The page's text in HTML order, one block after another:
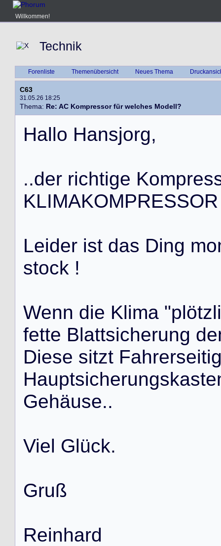
Willkommen!
Technik
Forenliste Themenübersicht Neues Thema
C63
31.05.26 18:25
Thema: Re: AC Kompressor für welches Modell?
Hallo Hansjorg,
..der richtige Kompres
KLIMAKOMPRESSOR
Leider ist das Ding mo
stock !
Wenn die Klima "plötzli
fette Blattsicherung de
Diese sitzt Fahrerseiti
Hauptsicherungskaste
Gehäuse..
Viel Glück.
Gruß
Reinhard